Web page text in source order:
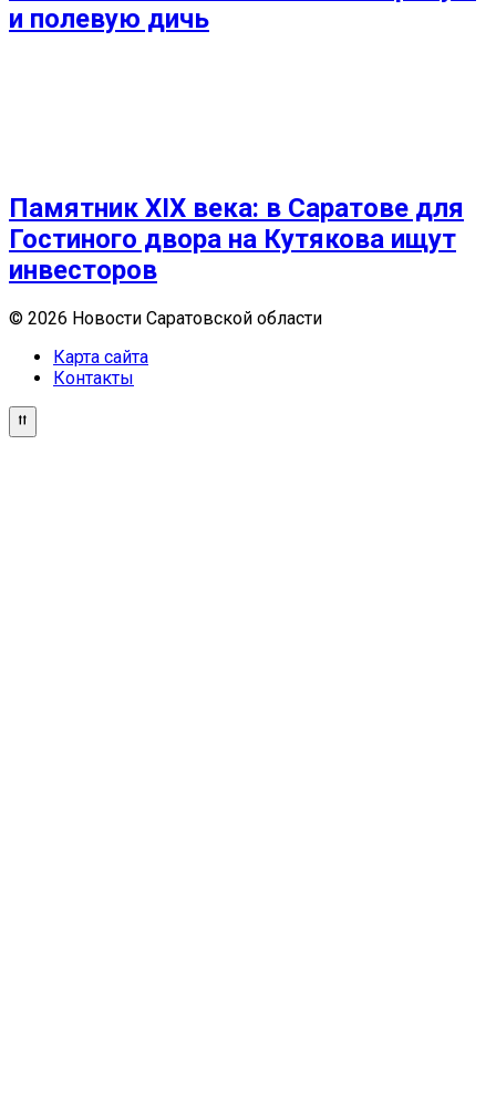
и полевую дичь
Памятник XIX века: в Саратове для
Гостиного двора на Кутякова ищут
инвесторов
© 2026 Новости Саратовской области
Карта сайта
Контакты